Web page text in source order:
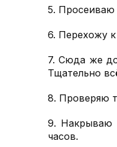
5. Просеиваю
6. Перехожу
7. Сюда же
Тщательно
8. Проверяю
9. Накрываю
часов.